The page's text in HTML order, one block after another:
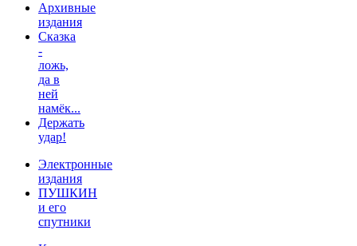
Архивные
издания
Сказка
-
ложь,
да в
ней
намёк...
Держать
удар!
Электронные
издания
ПУШКИН
и его
спутники